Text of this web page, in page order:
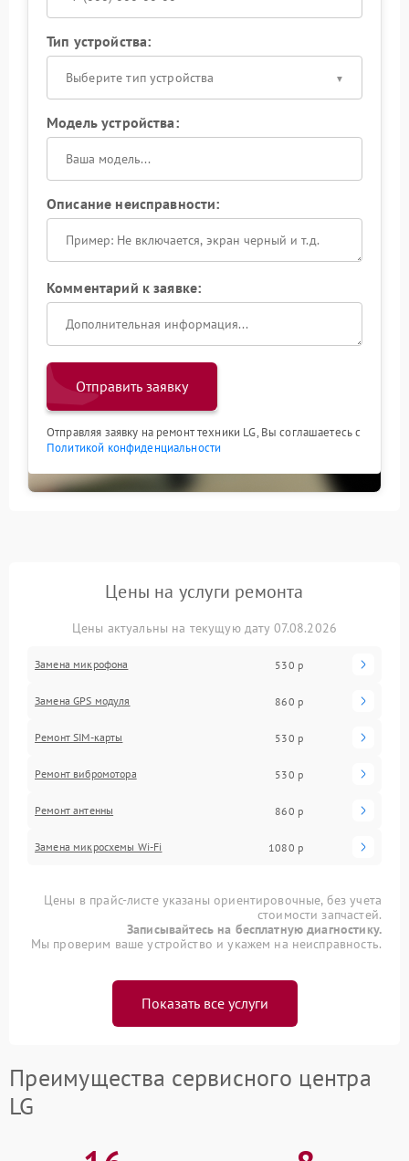
Тип устройства:
Выберите тип устройства
Модель устройства:
Описание неисправности:
Комментарий к заявке:
Отправить заявку
Отправляя заявку на ремонт техники LG, Вы соглашаетесь с
Политикой конфиденциальности
Цены на услуги ремонта
Цены актуальны на текущую дату 07.08.2026
Замена микрофона 530 р
Замена GPS модуля 860 р
Ремонт SIM-карты 530 р
Ремонт вибромотора 530 р
Ремонт антенны 860 р
Замена микросхемы Wi-Fi 1080 р
Цены в прайс-листе указаны ориентировочные, без учета
стоимости запчастей.
Записывайтесь на бесплатную диагностику.
Мы проверим ваше устройство и укажем на неисправность.
Показать все услуги
Преимущества сервисного центра
LG